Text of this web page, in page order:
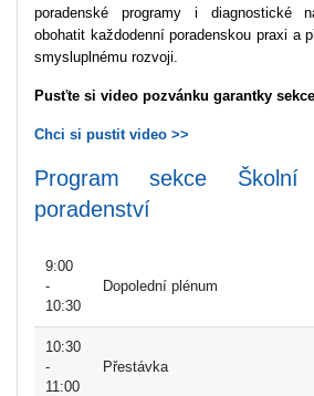
poradenské programy i diagnostické
obohatit každodenní poradenskou praxi a
smysluplnému rozvoji.
Pusťte si video pozvánku garantky
Chci si pustit video >>
Program sekce
poradenství
9:00
-
10:30
Dopolední plénum
10:30
-
11:00
Přestávka